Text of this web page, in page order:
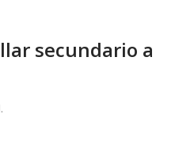
secundario a